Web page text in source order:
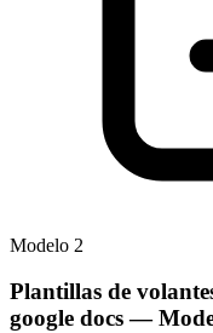
Modelo 2
Plantillas de
google docs—